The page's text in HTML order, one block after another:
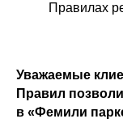
Правилах
Уважаемые
Правил
в «Фемили